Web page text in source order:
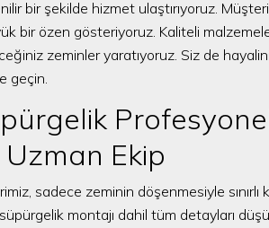
bir şekilde hizmet ulaştırıyoruz.
bir özen gösteriyoruz. Kaliteli
zeminler yaratıyoruz. Siz de
geçin.
Ekip
sadece zeminin döşenmesiyle sınırlı
montajı dahil tüm detayları